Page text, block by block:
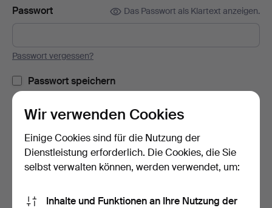
Passwort Das Passwort als Klartext anzeigen.
Passwort vergessen?
Passwort speichern
Einloggen
oder hier via Facebook einloggen
Wir verwenden Cookies
Einige Cookies sind für die Nutzung der
Dienstleistung erforderlich. Die Cookies, die Sie
selbst verwalten können, werden verwendet, um:
Inhalte und Funktionen an Ihre Nutzung der